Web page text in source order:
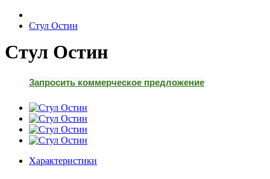
Стул Остин
Стул Остин
Запросить коммерческое предложение
Характеристики